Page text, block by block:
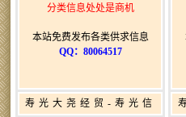
分类信息处处是商机
本站免费发布各类供求信息
QQ：80064517
寿光大尧经贸-寿光信